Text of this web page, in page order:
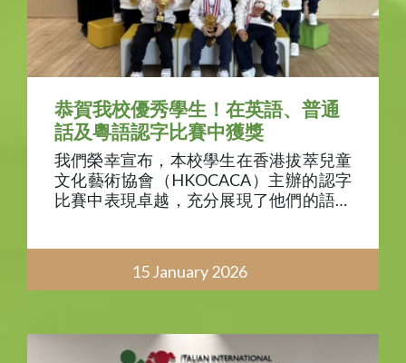
恭賀我校優秀學生！在英語、普通
話及粵語認字比賽中獲獎
我們榮幸宣布，本校學生在香港拔萃兒童
文化藝術協會（HKOCACA）主辦的認字
比賽中表現卓越，充分展現了他們的語言
15 January 2026